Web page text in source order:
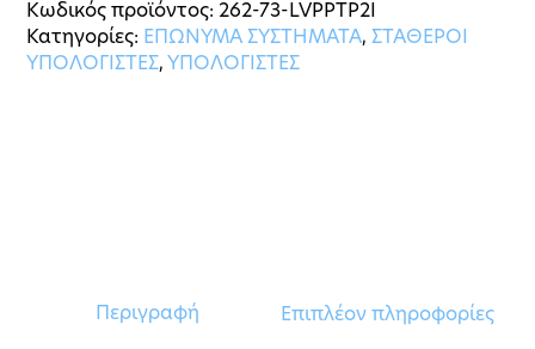
Κωδικός προϊόντος:262-73-LVPPTP2I
Κατηγορίες: ΕΠΩΝΥΜΑ ΣΥΣΤΗΜΑΤΑ,ΣΤΑΘΕΡΟΙ
ΥΠΟΛΟΓΙΣΤΕΣ, ΥΠΟΛΟΓΙΣΤΕΣ
Περιγραφή Επιπλέον πληροφορίες